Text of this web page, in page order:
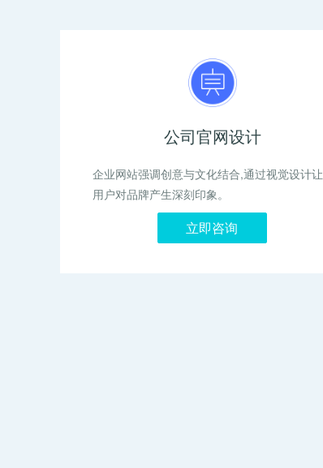
公司官网设计
企业网站强调创意与文化结合,通过视觉设计让
用户对品牌产生深刻印象。
立即咨询